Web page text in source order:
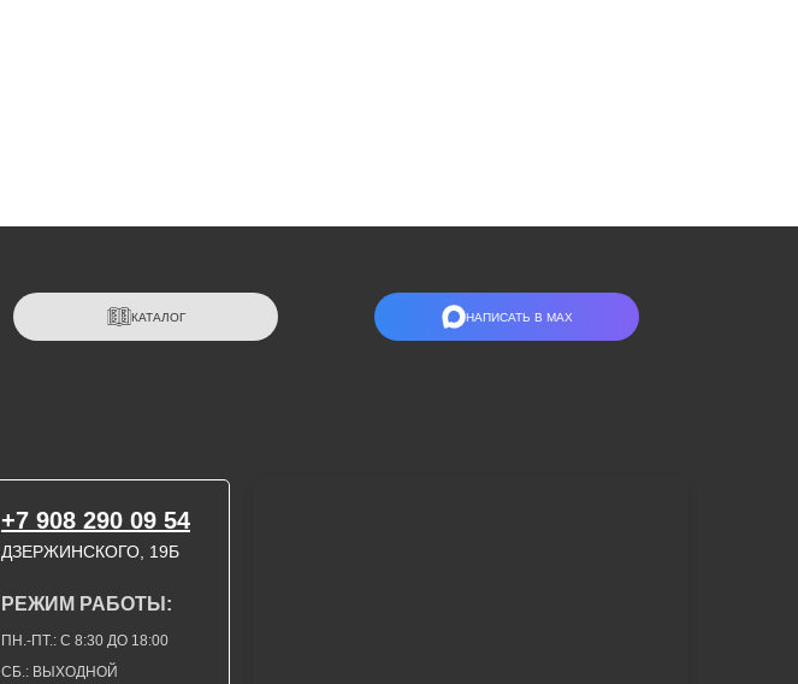
НАПИСАТЬ В МАХ
КАТАЛОГ
ДЗЕРЖИНСКОГО, 19Б
+7 908 290 09 54
СБ.: ВЫХОДНОЙ
ПН.-ПТ.: С 8:30 ДО 18:00
РЕЖИМ РАБОТЫ: